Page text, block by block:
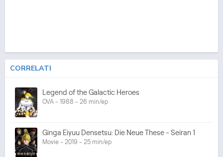
CORRELATI
Legend of the Galactic Heroes
OVA - 1988 - 26 min/ep
Ginga Eiyuu Densetsu: Die Neue These - Seiran 1
Movie - 2019 - 25 min/ep